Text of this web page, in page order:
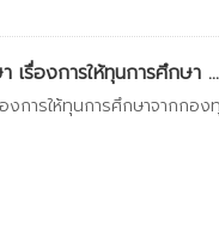
รื่องการให้ทุนการศึกษา ...
ารให้ทุนการศึกษาจากกอ